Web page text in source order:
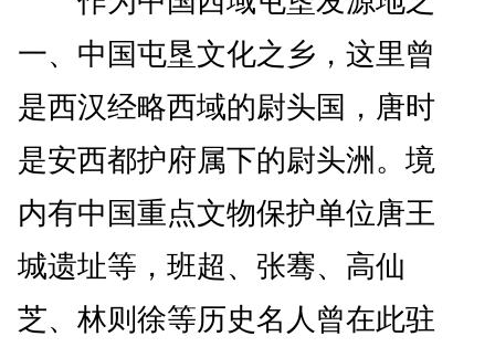
一、中国屯垦文化之乡，这里曾
是西汉经略西域的尉头国，唐时
是安西都护府属下的尉头洲。境
内有中国重点文物保护单位唐王
城遗址等，班超、张骞、高仙
芝、林则徐等历史名人曾在此驻